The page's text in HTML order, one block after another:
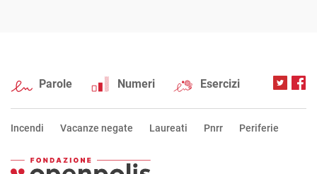
Parole Numeri Esercizi
Incendi Vacanze negate Laureati Pnrr Periferie